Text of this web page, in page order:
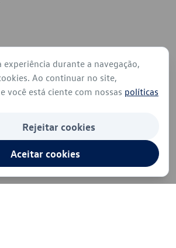
experiência durante a navegação,
Ao continuar no site,
você está ciente com nossas políticas
Rejeitar cookies
Aceitar cookies